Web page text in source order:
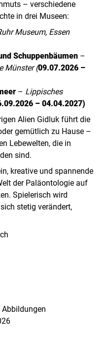
– verschiedene
in drei Museen:
Museum, Essen
Schuppenbäumen –
Münster (09.07.2026 –
– Lippisches
– 04.04.2027)
Alien Gidluk führt die
gemütlich zu Hause –
Lebewelten, die in
sind.
kreative und spannende
der Paläontologie auf
Spielerisch wird
stetig verändert,